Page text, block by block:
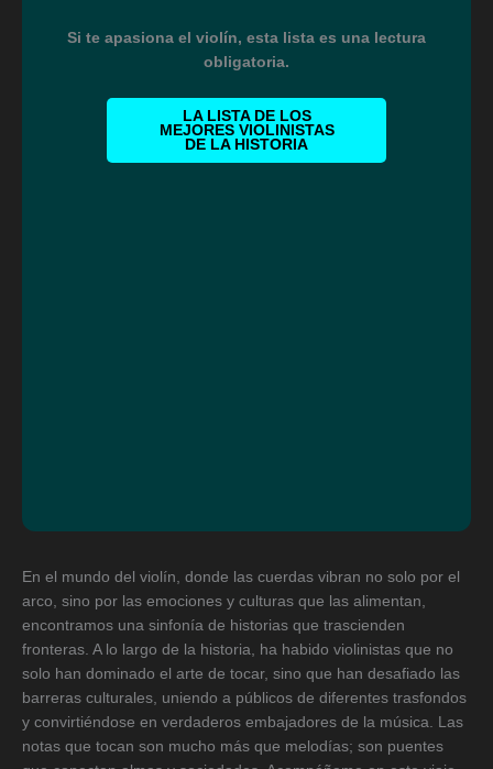
Si te apasiona el violín, esta lista es una lectura
obligatoria.
LA LISTA DE LOS
MEJORES VIOLINISTAS
DE LA HISTORIA
En el mundo del violín, donde las cuerdas vibran no solo por el
arco, sino por las emociones y culturas que las alimentan,
encontramos una sinfonía de historias que trascienden
fronteras. A lo largo de la historia, ha habido violinistas que no
solo han dominado el arte de tocar, sino que han desafiado las
barreras culturales, uniendo a públicos de diferentes trasfondos
y convirtiéndose en verdaderos embajadores de la música. Las
notas que tocan son mucho más que melodías; son puentes